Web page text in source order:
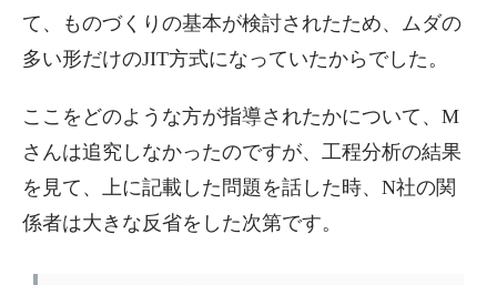
て、ものづくりの基本が検討されたため、ムダの
多い形だけのJIT方式になっていたからでした。
ここをどのような方が指導されたかについて、M
さんは追究しなかったのですが、工程分析の結果
を見て、上に記載した問題を話した時、N社の関
係者は大きな反省をした次第です。